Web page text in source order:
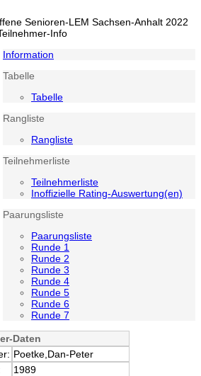
Senioren-LEM Sachsen-Anhalt 2022
Info
Information
Tabelle
Tabelle
Rangliste
Rangliste
Teilnehmerliste
Teilnehmerliste
Inoffizielle Rating-Auswertung(en)
Paarungsliste
Paarungsliste
Runde 1
Runde 2
Runde 3
Runde 4
Runde 5
Runde 6
Runde 7
Daten
Poetke,Dan-Peter
1989